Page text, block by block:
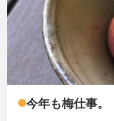
今年も梅仕事。